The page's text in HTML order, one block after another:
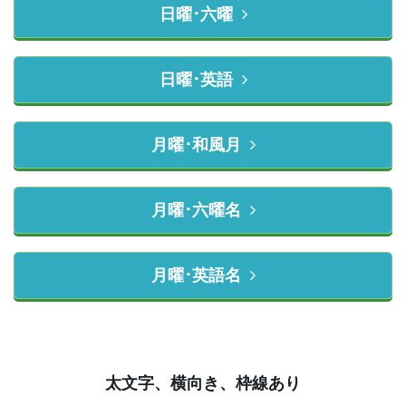
日曜･六曜
日曜･英語
月曜･和風月
月曜･六曜名
月曜･英語名
太文字、横向き、枠線あり